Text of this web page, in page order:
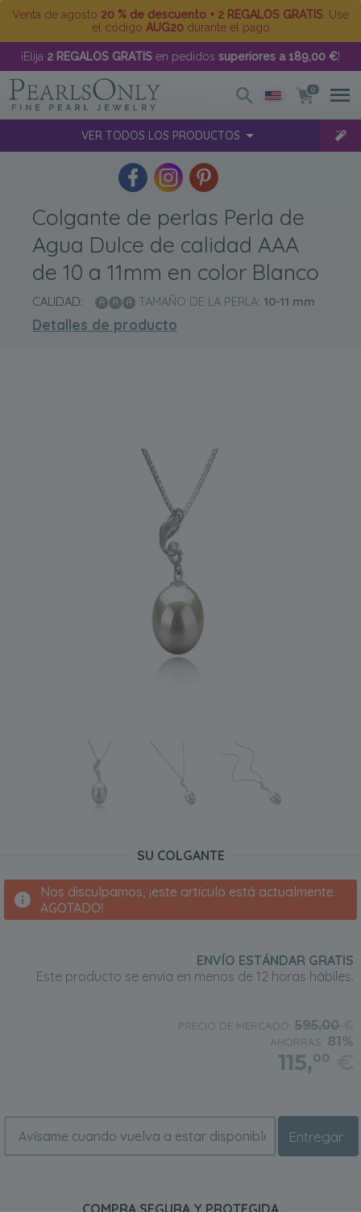
Venta de agosto 20 % de descuento + 2 REGALOS GRATIS . Use
el código AUG20durante el pago
¡Elija 2 REGALOS GRATIS en pedidos superiores a 189,00 €!
0
VER TODOS LOS PRODUCTOS
Colgante de perlas Perla de
Agua Dulce de calidad AAA
de 10 a 11mm en color Blanco
CALIDAD: TAMAÑO DE LA PERLA: 10-11 mm
Detalles de producto
SU COLGANTE
Nos disculpamos, ¡este artículo está actualmente
AGOTADO!
ENVÍO ESTÁNDAR GRATIS
Este producto se envía en menos de 12 horas hábiles.
PRECIO DE MERCADO: 595,00€
AHORRAS: 81%
115,00
Entregar